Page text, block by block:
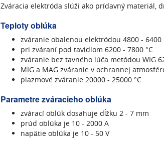
Zváracia elektróda slúži ako prídavný materiál,
Teploty oblúka
zváranie obalenou elektródou 4800 - 6400
pri zváraní pod tavidlom 6200 - 7800 °C
zváranie bez tavného lúča metódou WIG
MIG a MAG zváranie v ochrannej
plazmové zváranie 20000 - 25000 °C
Parametre zváracieho oblúka
zvárací oblúk dosahuje dĺžku 2 - 7 mm
prúd oblúka je 10 - 2000 A
napätie oblúka je 10 - 50 V